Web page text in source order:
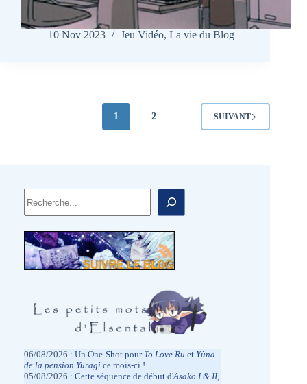
10 Nov 2023 Jeu Vidéo, La vie du Blog
1 2 SUIVANT
06/08/2026 : Un One-Shot pour To Love Ru et Yûna
de la pension Yuragi ce mois-ci !
05/08/2026 : Cette séquence de début d'Asako I & II,